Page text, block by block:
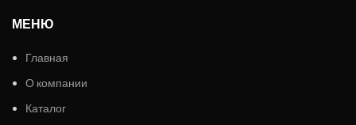
МЕНЮ
Главная
О компании
Каталог